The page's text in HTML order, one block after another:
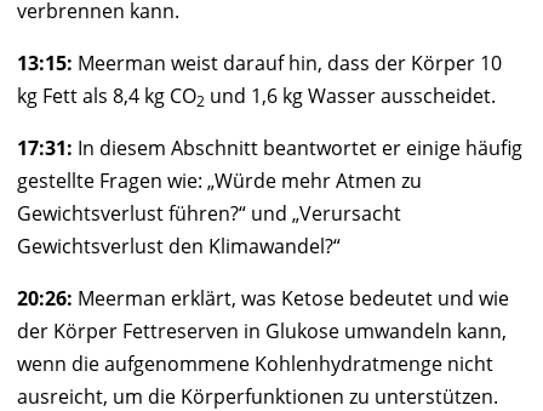
verbrennen kann.
13:15: Meerman weist darauf hin, dass der Körper 10
kg Fett als 8,4 kg CO2 und 1,6 kg Wasser ausscheidet.
17:31: In diesem Abschnitt beantwortet er einige häufig
gestellte Fragen wie: „Würde mehr Atmen zu
Gewichtsverlust führen?“ und „Verursacht
Gewichtsverlust den Klimawandel?“
20:26: Meerman erklärt, was Ketose bedeutet und wie
der Körper Fettreserven in Glukose umwandeln kann,
wenn die aufgenommene Kohlenhydratmenge nicht
ausreicht, um die Körperfunktionen zu unterstützen.